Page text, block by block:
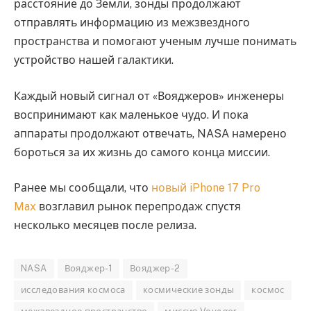
расстояние до Земли, зонды продолжают
отправлять информацию из межзвездного
пространства и помогают ученым лучше понимать
устройство нашей галактики.
Каждый новый сигнал от «Вояджеров» инженеры
воспринимают как маленькое чудо. И пока
аппараты продолжают отвечать, NASA намерено
бороться за их жизнь до самого конца миссии.
Ранее мы сообщали, что новый iPhone 17 Pro
Max возглавил рынок перепродаж спустя
несколько месяцев после релиза.
NASA Вояджер-1 Вояджер-2
исследования космоса космические зонды космос